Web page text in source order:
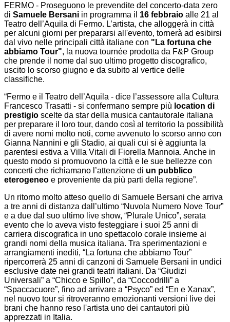
FERMO - Proseguono le prevendite del concerto-data zero
di Samuele Bersani in programma il 16 febbraio alle 21 al
Teatro dell’Aquila di Fermo. L’artista, che alloggerà in città
per alcuni giorni per prepararsi all'evento, tornerà ad esibirsi
dal vivo nelle principali città italiane con "La fortuna che
abbiamo Tour", la nuova tournée prodotta da F&P Group
che prende il nome dal suo ultimo progetto discografico,
uscito lo scorso giugno e da subito al vertice delle
classifiche.
“Fermo e il Teatro dell’Aquila - dice l’assessore alla Cultura
Francesco Trasatti - si confermano sempre più location di
prestigio scelte da star della musica cantautorale italiana
per preparare il loro tour, dando così al territorio la possibilità
di avere nomi molto noti, come avvenuto lo scorso anno con
Gianna Nannini e gli Stadio, ai quali cui si è aggiunta la
parentesi estiva a Villa Vitali di Fiorella Mannoia. Anche in
questo modo si promuovono la città e le sue bellezze con
concerti che richiamano l’attenzione di un pubblico
eterogeneo e proveniente da più parti della regione”.
Un ritorno molto atteso quello di Samuele Bersani che arriva
a tre anni di distanza dall’ultimo “Nuvola Numero Nove Tour”
e a due dal suo ultimo live show, “Plurale Unico”, serata
evento che lo aveva visto festeggiare i suoi 25 anni di
carriera discografica in uno spettacolo corale insieme ai
grandi nomi della musica italiana. Tra sperimentazioni e
arrangiamenti inediti, “La fortuna che abbiamo Tour”
ripercorrerà 25 anni di canzoni di Samuele Bersani in undici
esclusive date nei grandi teatri italiani. Da “Giudizi
Universali” a “Chicco e Spillo”, da “Coccodrilli” a
“Spaccacuore”, fino ad arrivare a “Psyco” ed “En e Xanax”,
nel nuovo tour si ritroveranno emozionanti versioni live dei
brani che hanno reso l'artista uno dei cantautori più
apprezzati in Italia.